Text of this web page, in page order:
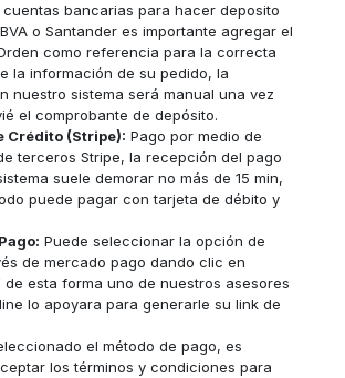
bancarias para hacer deposito
o Santander es importante agregar el
como referencia para la correcta
la información de su pedido, la
nuestro sistema será manual una vez
el comprobante de depósito.
Crédito (Stripe): Pago por medio de
terceros Stripe, la recepción del pago
suele demorar no más de 15 min,
puede pagar con tarjeta de débito y
Puede seleccionar la opción de
de mercado pago dando clic en
de esta forma uno de nuestros asesores
lo apoyara para generarle su link de
el método de pago, es
los términos y condiciones para